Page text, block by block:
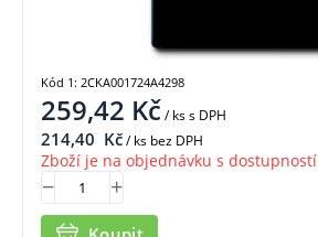
259,42 Kč/ kss DPH
214,40 Kč/ ks bez DPH
Zboží je na objednávku s dostupností
Kód 1: 2CKA001724A4298